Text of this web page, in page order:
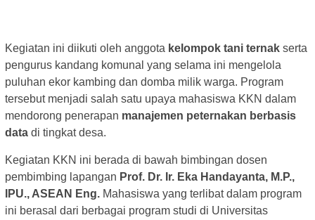
Kegiatan ini diikuti oleh anggota kelompok tani ternak serta
pengurus kandang komunal yang selama ini mengelola
puluhan ekor kambing dan domba milik warga. Program
tersebut menjadi salah satu upaya mahasiswa KKN dalam
mendorong penerapan manajemen peternakan berbasis
data di tingkat desa.
Kegiatan KKN ini berada di bawah bimbingan dosen
pembimbing lapangan Prof. Dr. Ir. Eka Handayanta, M.P.,
IPU., ASEAN Eng. Mahasiswa yang terlibat dalam program
ini berasal dari berbagai program studi di Universitas